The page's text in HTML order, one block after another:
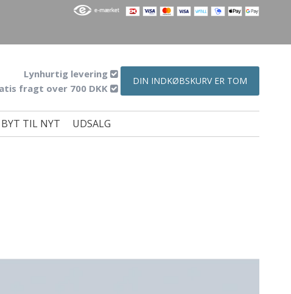
DIN INDKØBSKURV ER TOM
Lynhurtig levering
fragt over 700 DKK
BYT TIL NYT UDSALG